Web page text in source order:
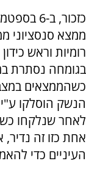
כזכור,
ממצא סנסציוני
בגומחה נסתרת
כשהממצאים
הנשק הוסלקו
לאחר שנלקחו
אחת כזו זה
העיניים כדי